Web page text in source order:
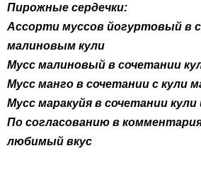
Пирожные сердечки:
Ассорти муссов йогуртовый в
малиновым кули
Мусс малиновый в сочетании
Мусс манго в сочетании с кули
Мусс маракуйя в сочетании кули
По согласованию в
любимый вкус